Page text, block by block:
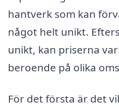
hantverk som kan
något helt unikt.
unikt, kan priserna
beroende på olika
För det första är det